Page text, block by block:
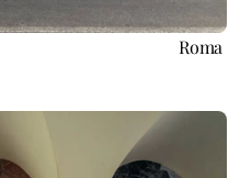
Roma